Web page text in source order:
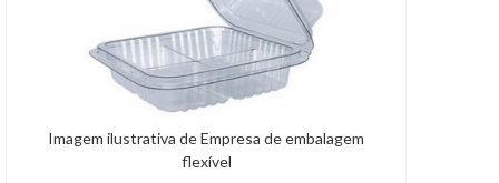
Imagem ilustrativa de Empresa de embalagem
flexível